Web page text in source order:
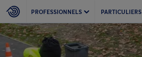
PROFESSIONNELS PARTICULIERS